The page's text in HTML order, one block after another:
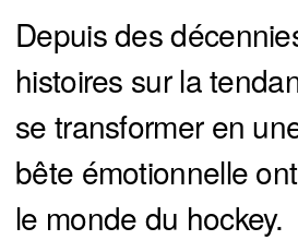
Depuis des
histoires sur la
se transformer en
bête émotionnelle
le monde du hockey.